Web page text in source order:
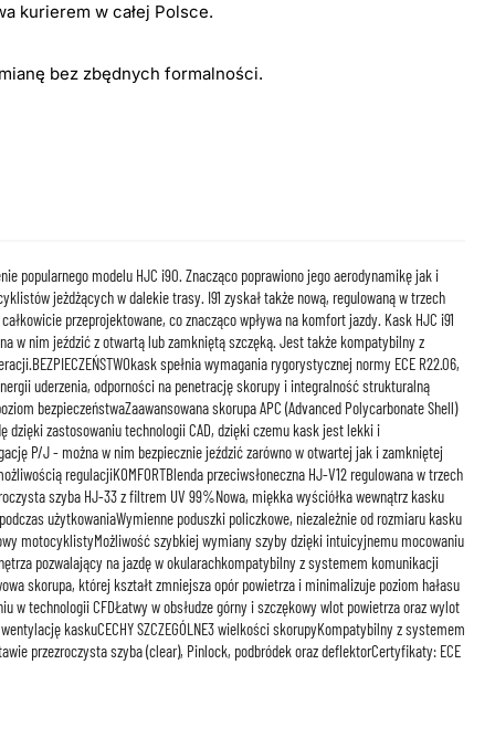
kurierem w całej Polsce.
bez zbędnych formalności.
popularnego modelu HJC i90. Znacząco poprawiono jego aerodynamikę jak i
jeżdżących w dalekie trasy. I91 zyskał także nową, regulowaną w trzech
przeprojektowane, co znacząco wpływa na komfort jazdy. Kask HJC i91
w nim jeździć z otwartą lub zamkniętą szczęką. Jest także kompatybilny z
spełnia wymagania rygorystycznej normy ECE R22.06,
uderzenia, odporności na penetrację skorupy i integralność strukturalną
bezpieczeństwaZaawansowana skorupa APC (Advanced Polycarbonate Shell)
dzięki zastosowaniu technologii CAD, dzięki czemu kask jest lekki i
P/J - można w nim bezpiecznie jeździć zarówno w otwartej jak i zamkniętej
regulacjiKOMFORTBlenda przeciwsłoneczna HJ-V12 regulowana w trzech
szyba HJ-33 z filtrem UV 99%Nowa, miękka wyściółka wewnątrz kasku
użytkowaniaWymienne poduszki policzkowe, niezależnie od rozmiaru kasku
motocyklistyMożliwość szybkiej wymiany szyby dzięki intuicyjnemu mocowaniu
pozwalający na jazdę w okularachkompatybilny z systemem komunikacji
skorupa, której kształt zmniejsza opór powietrza i minimalizuje poziom hałasu
w technologii CFDŁatwy w obsłudze górny i szczękowy wlot powietrza oraz wylot
kaskuCECHY SZCZEGÓLNE3 wielkości skorupyKompatybilny z systemem
przezroczysta szyba (clear), Pinlock, podbródek oraz deflektorCertyfikaty: ECE